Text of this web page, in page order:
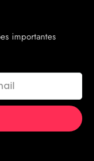
importantes